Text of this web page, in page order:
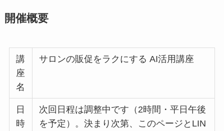
開催概要
講
座
名
サロンの販促をラクにする AI活用講座
日
時
次回日程は調整中です（2時間・平日午後
を予定）。決まり次第、このページとLIN